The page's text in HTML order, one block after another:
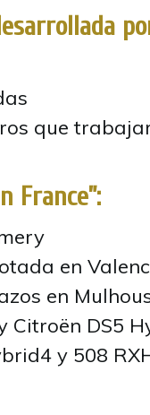
que
France”:
en
en
Citroën DS5
y 508